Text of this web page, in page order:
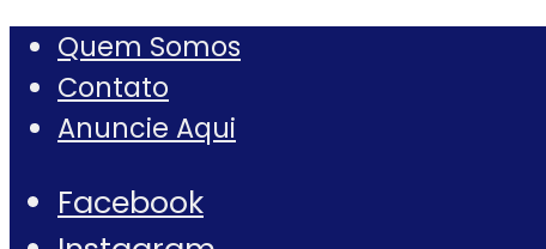
Quem Somos
Contato
Anuncie Aqui
Facebook